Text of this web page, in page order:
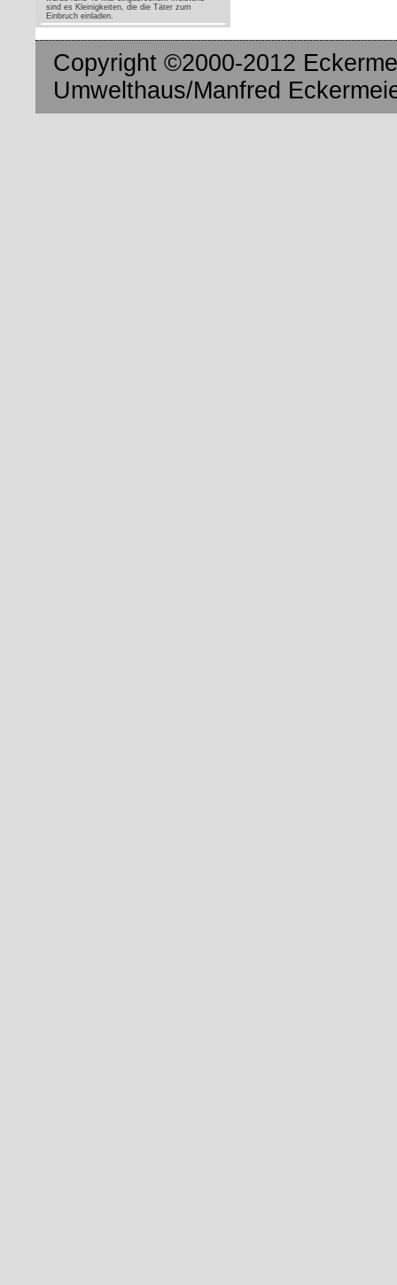
sind es Kleinigkeiten, die die Täter zum
Einbruch einladen.
Copyright ©2000-2012
Umwelthaus/Manfred